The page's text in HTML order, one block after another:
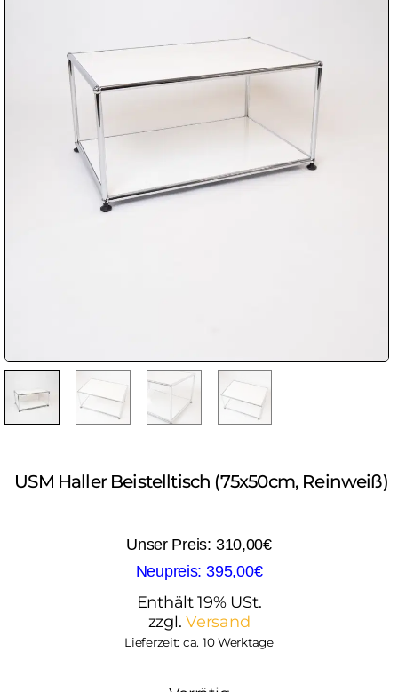
USM Haller Beistelltisch (75x50cm, Reinweiß)
310,00€
395,00€
Enthält 19% USt.
zzgl.Versand
Lieferzeit: ca. 10 Werktage